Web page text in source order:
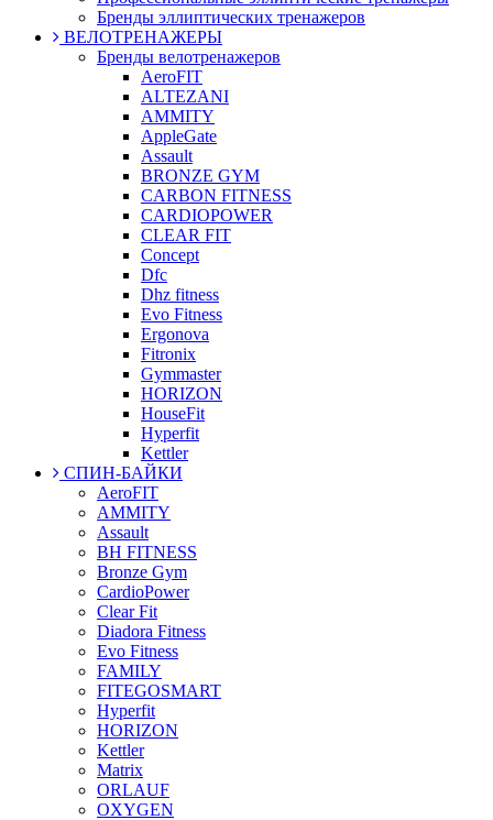
Бренды эллиптических тренажеров
ВЕЛОТРЕНАЖЕРЫ
Бренды велотренажеров
AeroFIT
ALTEZANI
AMMITY
AppleGate
Assault
BRONZE GYM
CARBON FITNESS
CARDIOPOWER
CLEAR FIT
Concept
Dfc
Dhz fitness
Evo Fitness
Ergonova
Fitronix
Gymmaster
HORIZON
HouseFit
Hyperfit
Kettler
СПИН-БАЙКИ
AeroFIT
AMMITY
Assault
BH FITNESS
Bronze Gym
CardioPower
Clear Fit
Diadora Fitness
Evo Fitness
FAMILY
FITEGOSMART
Hyperfit
HORIZON
Kettler
Matrix
ORLAUF
OXYGEN